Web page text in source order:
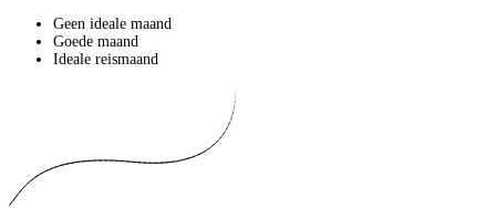
Geen ideale maand
Goede maand
Ideale reismaand